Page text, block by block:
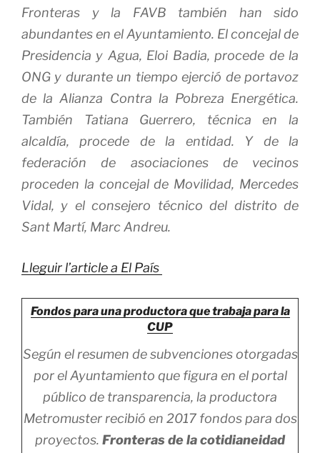
Fronteras y la FAVB también han sido
abundantes en el Ayuntamiento. El concejal de
Presidencia y Agua, Eloi Badia, procede de la
ONG y durante un tiempo ejerció de portavoz
de la Alianza Contra la Pobreza Energética.
También Tatiana Guerrero, técnica en la
alcaldía, procede de la entidad. Y de la
federación de asociaciones de vecinos
proceden la concejal de Movilidad, Mercedes
Vidal, y el consejero técnico del distrito de
Sant Martí, Marc Andreu.
Lleguir l’article a El País
Fondos para una productora que trabaja para la
CUP
Según el resumen de subvenciones otorgadas
por el Ayuntamiento que figura en el portal
público de transparencia, la productora
Metromuster recibió en 2017 fondos para dos
proyectos. Fronteras de la cotidianeidad